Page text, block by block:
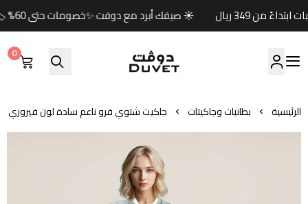
☀️ صيفك أبرد مع دوفت ✨خصومات حتى 60% 🏷️وكود خصم إضافي (صيف) 🎁🚚 شحن مجاني للطلبات ابتداءً من 349 ريال
مفارش دوفت | DUVET
0
الرئيسية بطانيات وجاكيتات جاكيت شتوي فرو ناعم سادة لون فيروزي